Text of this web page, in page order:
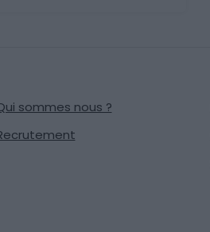
sommes nous ?